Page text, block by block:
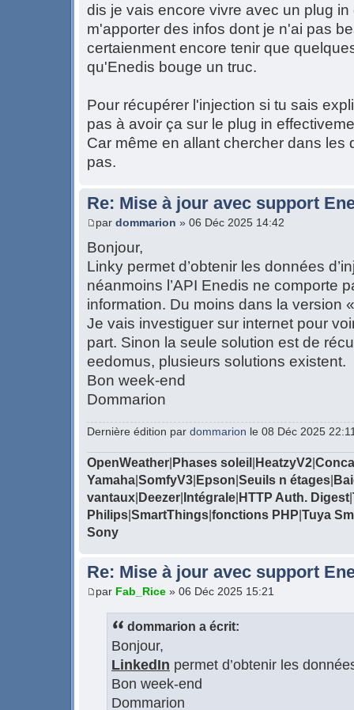
dis je vais encore vivre avec un plug
m'apporter des infos dont je n'ai pas
certaienment encore tenir que
qu'Enedis bouge un truc.
Pour récupérer l'injection si tu sais
pas à avoir ça sur le plug in
Car même en allant chercher dans les
pas.
Re: Mise à jour avec support
par dommarion » 06 Déc 2025 14:42
Bonjour,
Linky permet d’obtenir les données
néanmoins l’API Enedis ne comporte
information. Du moins dans la version
Je vais investiguer sur internet pour
part. Sinon la seule solution est de
eedomus, plusieurs solutions existent.
Bon week-end
Dommarion
Dernière édition par dommarion le 08 Déc 2025
OpenWeather Phases soleil HeatzyV2
Yamaha SomfyV3 Epson Seuils n étages
vantaux Deezer Intégrale HTTP Auth. Digest
Philips SmartThings fonctions PHP Tuya
Sony
Re: Mise à jour avec support
par Fab_Rice » 06 Déc 2025 15:21
dommarion a écrit:
Bonjour,
LinkedIn permet d’obtenir les
Bon week-end
Dommarion